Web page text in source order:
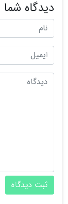
دیدگاه شما
ثبت دیدگاه